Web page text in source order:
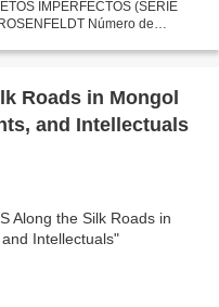
IMPERFECTOS (SERIE
Número de
Roads in Mongol
and Intellectuals